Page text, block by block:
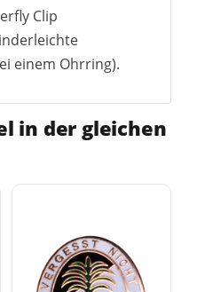
Clip
einem Ohrring).
in der gleichen